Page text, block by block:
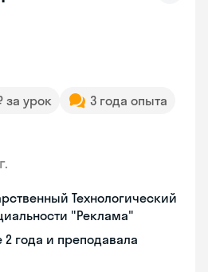
за урок
3 года опыта
Технологический
"Реклама"
года и преподавала